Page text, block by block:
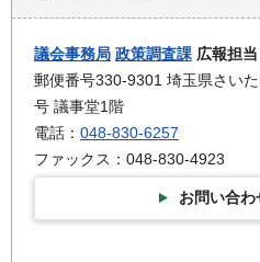
議会事務局 政策調査課 広報担当
郵便番号330-9301 埼玉県さい
号 議事堂1階
電話： 048-830-6257
ファックス：048-830-4923
お問い合わ